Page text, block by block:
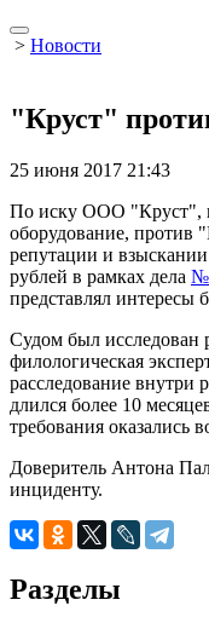
> Новости
"Круст"
25 июня 2017 21:43
По иску ООО "Круст",
оборудование,
репутации и
рублей в рамках дела
представлял
Судом был исследован
филологическая
расследование внутри
длился более 10
требования
Доверитель Антона
инциденту.
Разделы